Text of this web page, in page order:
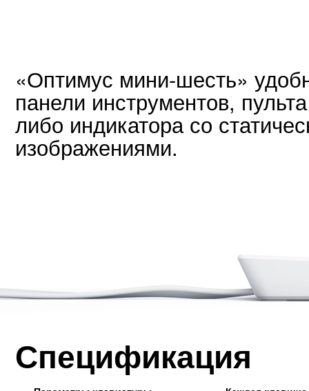
«Оптимус мини-шесть»
панели инструментов,
либо индикатора со
изображениями.
Спецификация